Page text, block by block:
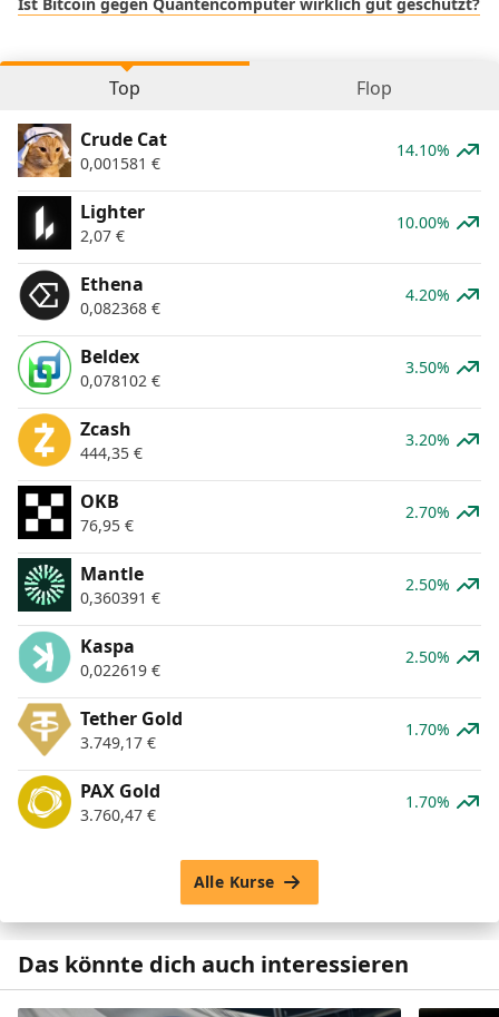
Top Flop
Crude Cat
0,001581 €
14.10%
Lighter
2,07 €
10.00%
Ethena
0,082368 €
4.20%
Beldex
0,078102 €
3.50%
Zcash
444,35 €
3.20%
OKB
76,95 €
2.70%
Mantle
0,360391 €
2.50%
Kaspa
0,022619 €
2.50%
Tether Gold
3.749,17 €
1.70%
PAX Gold
3.760,47 €
1.70%
Alle Kurse
Das könnte dich auch interessieren